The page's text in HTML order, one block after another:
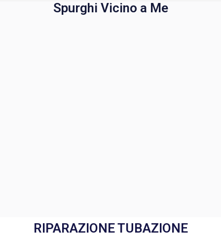
Spurghi Vicino a Me
RIPARAZIONE TUBAZIONE